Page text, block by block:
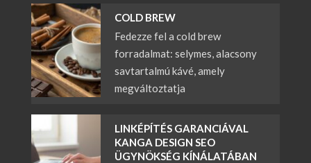
COLD BREW
Fedezze fel a cold brew
forradalmat: selymes, alacsony
savtartalmú kávé, amely
megváltoztatja
LINKÉPÍTÉS GARANCIÁVAL
KANGA DESIGN SEO
ÜGYNÖKSÉG KÍNÁLATÁBAN